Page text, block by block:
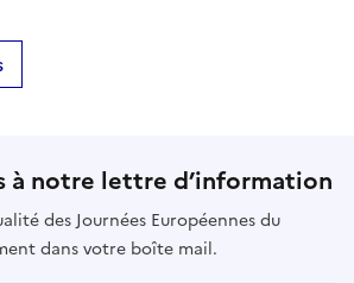
à notre lettre d’information
des Journées Européennes du
dans votre boîte mail.